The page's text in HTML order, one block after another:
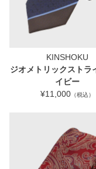
KINSHOKU
ジオメトリックストラ
イビー
¥11,000 （税込）